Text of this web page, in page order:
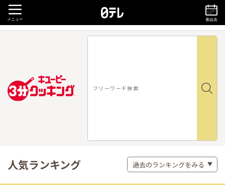
メニュー 番組表
人気ランキング